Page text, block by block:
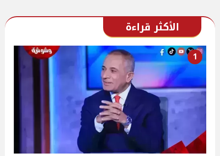
الأكثر قراءة
1